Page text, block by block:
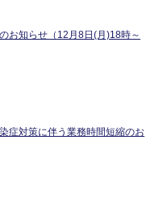
お知らせ（12月8日(月)18時～
症対策に伴う業務時間短縮のお